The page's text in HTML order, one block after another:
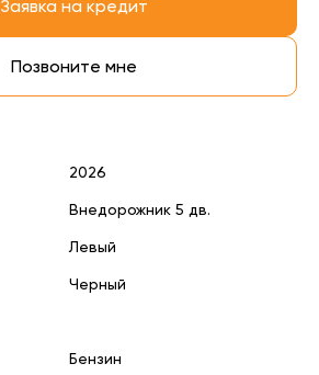
2026
Внедорожник 5 дв.
Левый
Черный
Бензин
Заявка на кредит
Позвоните мне